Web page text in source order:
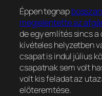
Éppen tegnap
megjelentette az
de egy említés sincs
kívételes helyzetben
csapat is indul július
csapatnak sem volt
volt kis feladat az
előteremtése.